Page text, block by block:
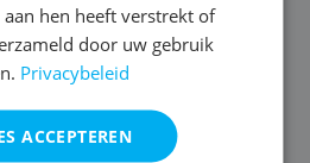
tegen vocht
hen heeft verstrekt of
door uw gebruik
Privacybeleid
ACCEPTEREN